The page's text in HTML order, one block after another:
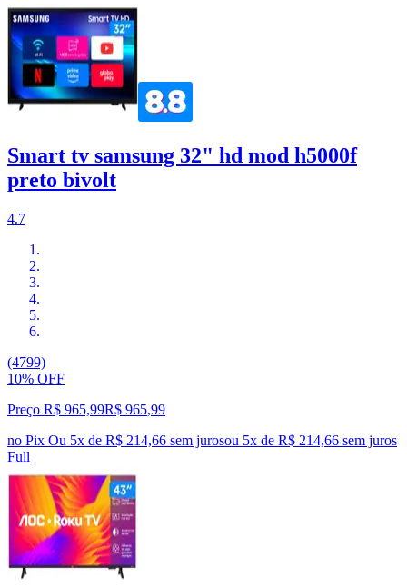
Smart tv samsung 32" hd mod h5000f
preto bivolt
4.7
(4799)
10% OFF
Preço R$ 965,99R$ 965,99
no Pix Ou 5x de R$ 214,66 sem jurosou 5x de R$ 214,66 sem juros
Full